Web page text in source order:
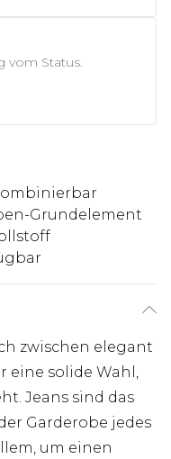
vom Status.
Grundelement
zwischen elegant
eine solide Wahl,
Jeans sind das
Garderobe jedes
um einen